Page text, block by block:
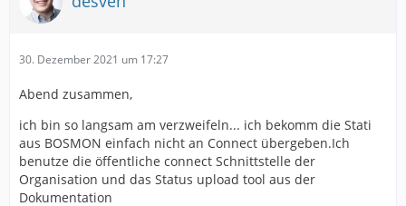
30. Dezember 2021 um 17:27
Abend zusammen,
ich bin so langsam am verzweifeln... ich bekomm die Stati
aus BOSMON einfach nicht an Connect übergeben.Ich
benutze die öffentliche connect Schnittstelle der
Organisation und das Status upload tool aus der
Dokumentation